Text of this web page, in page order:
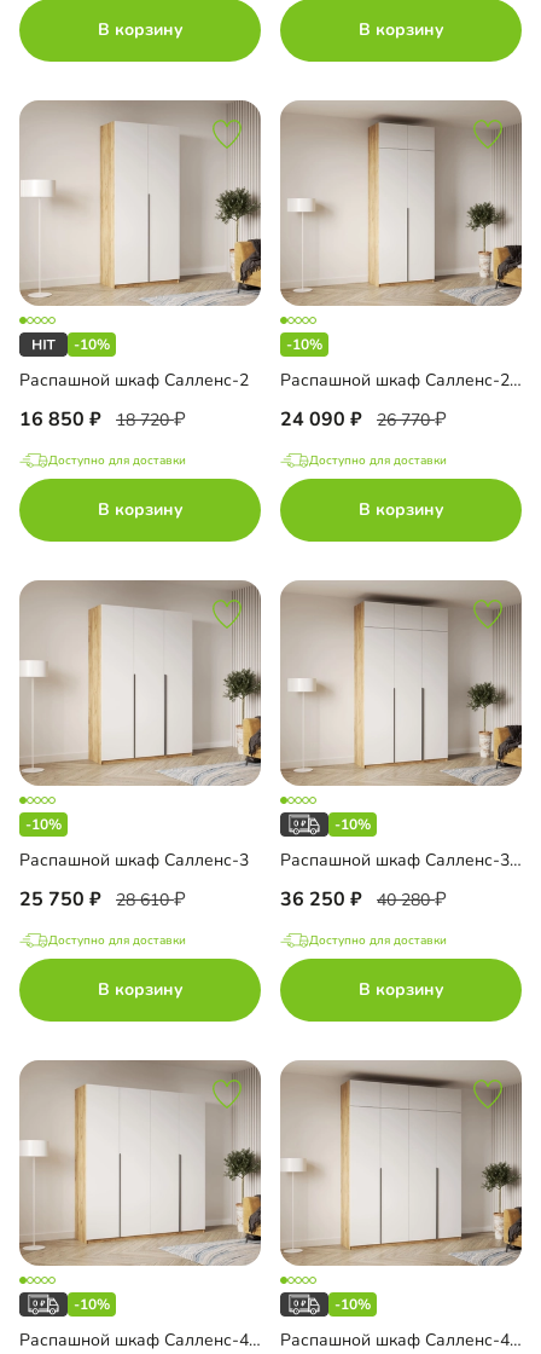
В корзину В корзину
-10%
Распашной шкаф Салленс-2
16 850 18 720
Доступно для доставки
В корзину
-10%
Распашной шкаф Салленс-2 с антресолью
24 090 26 770
Доступно для доставки
В корзину
-10%
Распашной шкаф Салленс-3
25 750 28 610
Доступно для доставки
В корзину
-10%
Распашной шкаф Салленс-3 с антресолью
36 250 40 280
Доступно для доставки
В корзину
-10%
Распашной шкаф Салленс-4.1
-10%
Распашной шкаф Салленс-4.2 с антресолью